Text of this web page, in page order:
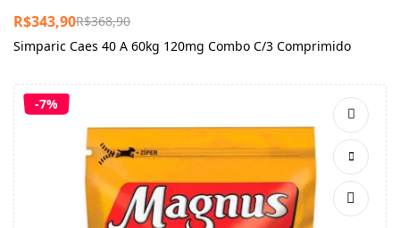
R$368,90
R$343,90
Simparic Caes 40 A 60kg 120mg Combo C/3 Comprimido
-7%